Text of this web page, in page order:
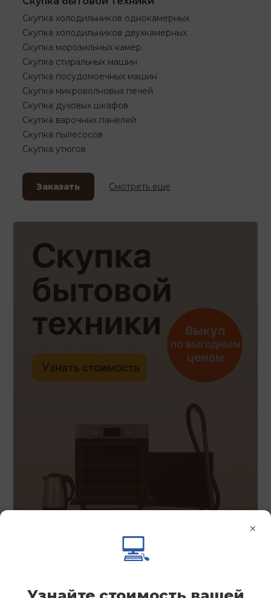
Скупка холодильников однокамерных
Скупка холодильников двухкамерных
Скупка морозильных камер
Скупка стиральных машин
Скупка посудомоечных машин
Скупка микроволновых печей
Скупка духовых шкафов
Скупка варочных панелей
Скупка пылесосов
Скупка утюгов
Заказать Смотреть еще
×
💻